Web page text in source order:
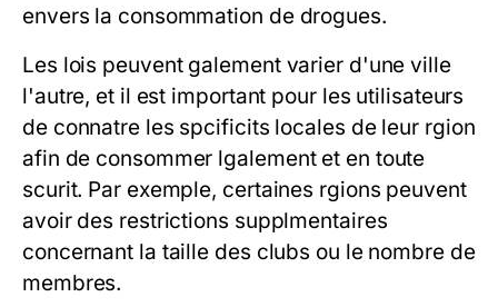
envers la consommation de drogues.
Les lois peuvent galement varier d'une ville
l'autre, et il est important pour les utilisateurs
de connatre les spcificits locales de leur rgion
afin de consommer lgalement et en toute
scurit. Par exemple, certaines rgions peuvent
avoir des restrictions supplmentaires
concernant la taille des clubs ou le nombre de
membres.